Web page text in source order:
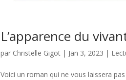
L’apparence du
par Christelle Gigot | Jan 3, 2023 |
Voici un roman qui ne vous laissera